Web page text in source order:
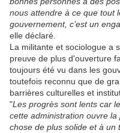
nous attendre à ce que tout
gouvernement, c’est un
elle déclaré.
La militante et sociologue a
preuve de plus d'ouverture
toujours été vu dans les
toutefois reconnu que de
barrières culturelles et
"Les progrès sont lents car
cette administration ouvre
chose de plus solide et à un